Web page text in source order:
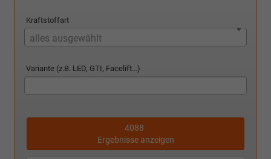
Kraftstoffart
alles ausgewählt
Variante (z.B. LED, GTI, Facelift...)
4088
Ergebnisse anzeigen